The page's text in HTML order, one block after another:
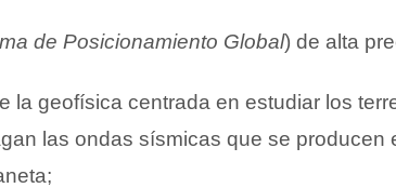
de Posicionamiento Global) de alta
la geofísica centrada en estudiar los
las ondas sísmicas que se producen